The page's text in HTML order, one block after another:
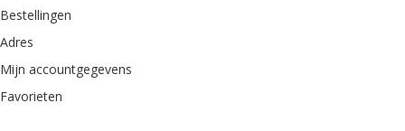
Bestellingen
Adres
Mijn accountgegevens
Favorieten